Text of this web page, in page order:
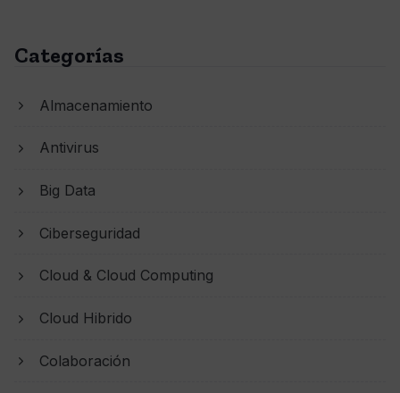
Categorías
Almacenamiento
Antivirus
Big Data
Ciberseguridad
Cloud & Cloud Computing
Cloud Hibrido
Colaboración